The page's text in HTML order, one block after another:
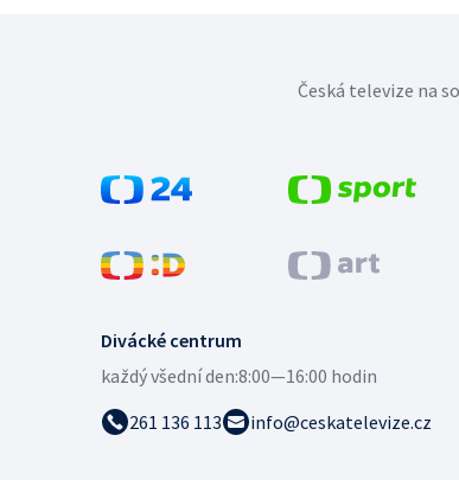
Divácké centrum
každý všední den:8:00—16:00 hodin
261 136 113
info@ceskatelevize.cz
Česká televize na